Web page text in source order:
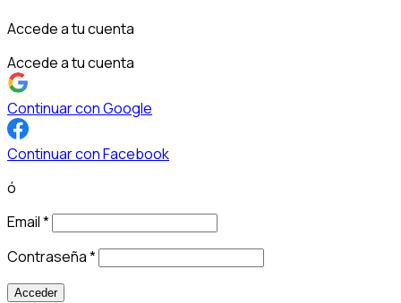
Accede a tu cuenta
Accede a tu cuenta
Continuar con Google
Continuar con Facebook
ó
Email*
Contraseña*
Acceder